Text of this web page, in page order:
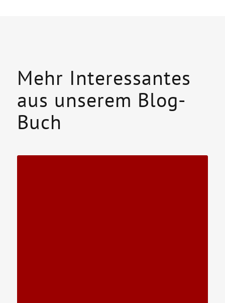
Mehr Interessantes
aus unserem Blog-
Buch